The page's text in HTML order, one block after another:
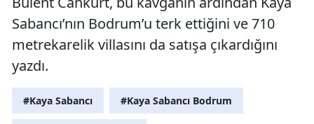
Sabancı’nın Bodrum’u terk ettiğini ve 710
metrekarelik villasını da satışa çıkardığını
yazdı.
#Kaya Sabancı #Kaya Sabancı Bodrum